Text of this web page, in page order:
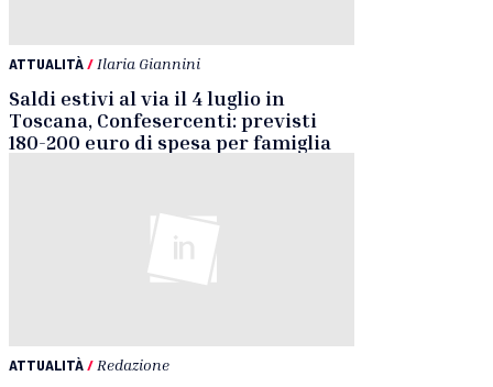
ATTUALITÀ/ Ilaria Giannini
Saldi estivi al via il 4 luglio in
Toscana, Confesercenti: previsti
180-200 euro di spesa per famiglia
ATTUALITÀ/ Redazione